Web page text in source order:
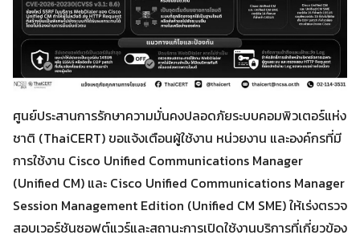
ศูนย์ประสานการรักษาความมั่นคงปลอดภัยระบบคอมพิวเตอร์แห่ง
ชาติ (ThaiCERT) ขอแจ้งเตือนผู้ใช้งาน หน่วยงาน และองค์กรที่มี
การใช้งาน Cisco Unified Communications Manager
(Unified CM) และ Cisco Unified Communications Manager
Session Management Edition (Unified CM SME) ให้เร่งตรวจ
สอบเวอร์ชันซอฟต์แวร์และสถานะการเปิดใช้งานบริการที่เกี่ยวข้อง